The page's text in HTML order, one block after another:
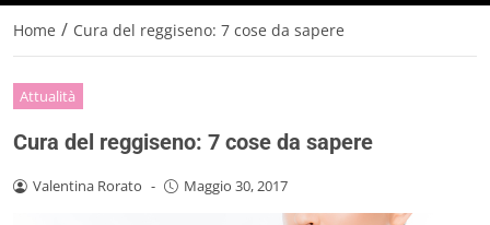
Home / Cura del reggiseno: 7 cose da sapere
Attualità
Cura del reggiseno: 7 cose da sapere
Valentina Rorato - Maggio 30, 2017